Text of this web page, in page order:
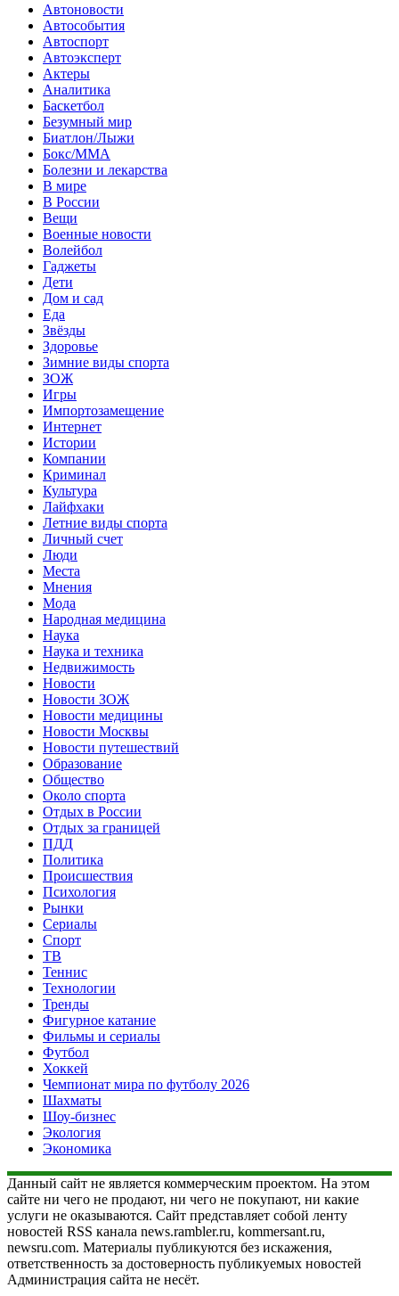
Автоновости
Автособытия
Автоспорт
Автоэксперт
Актеры
Аналитика
Баскетбол
Безумный мир
Биатлон/Лыжи
Бокс/MMA
Болезни и лекарства
В мире
В России
Вещи
Военные новости
Волейбол
Гаджеты
Дети
Дом и сад
Еда
Звёзды
Здоровье
Зимние виды спорта
ЗОЖ
Игры
Импортозамещение
Интернет
Истории
Компании
Криминал
Культура
Лайфхаки
Летние виды спорта
Личный счет
Люди
Места
Мнения
Мода
Народная медицина
Наука
Наука и техника
Недвижимость
Новости
Новости ЗОЖ
Новости медицины
Новости Москвы
Новости путешествий
Образование
Общество
Около спорта
Отдых в России
Отдых за границей
ПДД
Политика
Происшествия
Психология
Рынки
Сериалы
Спорт
ТВ
Теннис
Технологии
Тренды
Фигурное катание
Фильмы и сериалы
Футбол
Хоккей
Чемпионат мира по футболу 2026
Шахматы
Шоу-бизнес
Экология
Экономика
Данный сайт не является коммерческим проектом. На этом
сайте ни чего не продают, ни чего не покупают, ни какие
услуги не оказываются. Сайт представляет собой ленту
новостей RSS канала news.rambler.ru, kommersant.ru,
newsru.com. Материалы публикуются без искажения,
ответственность за достоверность публикуемых новостей
Администрация сайта не несёт.